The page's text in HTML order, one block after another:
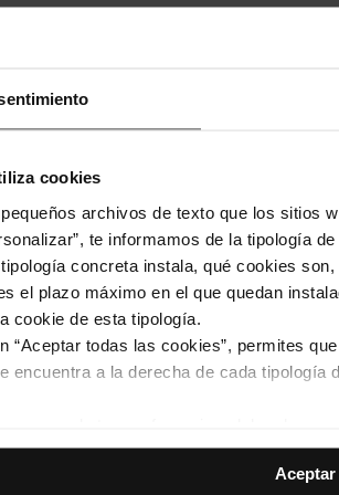
cookies
archivos de texto que los sitios
te informamos de la tipología
concreta instala, qué cookies
el plazo máximo en el que quedan
cookie de esta tipología.
“Aceptar todas las cookies”, permites
encuentra a la derecha de cada
hayas seleccionado previamente. Te
tus opciones de navegación (como el